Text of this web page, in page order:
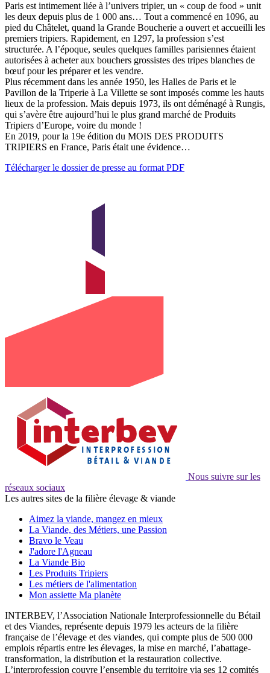
Paris est intimement liée à l’univers tripier, un « coup de food » unit
les deux depuis plus de 1 000 ans… Tout a commencé en 1096, au
pied du Châtelet, quand la Grande Boucherie a ouvert et accueilli les
premiers tripiers. Rapidement, en 1297, la profession s’est
structurée. A l’époque, seules quelques familles parisiennes étaient
autorisées à acheter aux bouchers grossistes des tripes blanches de
bœuf pour les préparer et les vendre.
Plus récemment dans les année 1950, les Halles de Paris et le
Pavillon de la Triperie à La Villette se sont imposés comme les hauts
lieux de la profession. Mais depuis 1973, ils ont déménagé à Rungis,
qui s’avère être aujourd’hui le plus grand marché de Produits
Tripiers d’Europe, voire du monde !
En 2019, pour la 19e édition du MOIS DES PRODUITS
TRIPIERS en France, Paris était une évidence…
Télécharger le dossier de presse au format PDF
Nous suivre sur les
réseaux sociaux
Les autres sites de la filière élevage & viande
Aimez la viande, mangez en mieux
La Viande, des Métiers, une Passion
Bravo le Veau
J'adore l'Agneau
La Viande Bio
Les Produits Tripiers
Les métiers de l'alimentation
Mon assiette Ma planète
INTERBEV, l’Association Nationale Interprofessionnelle du Bétail
et des Viandes, représente depuis 1979 les acteurs de la filière
française de l’élevage et des viandes, qui compte plus de 500 000
emplois répartis entre les élevages, la mise en marché, l’abattage-
transformation, la distribution et la restauration collective.
L’interprofession couvre l’ensemble du territoire via ses 12 comités